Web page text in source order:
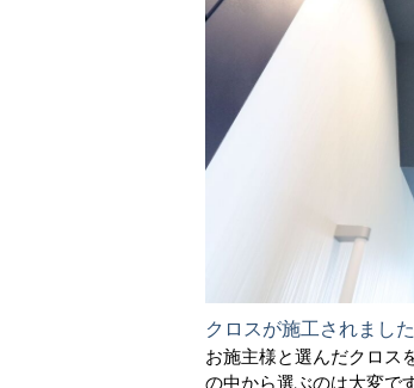
クロスが施工されました
お施主様と選んだクロス
の中から選ぶのは大変で